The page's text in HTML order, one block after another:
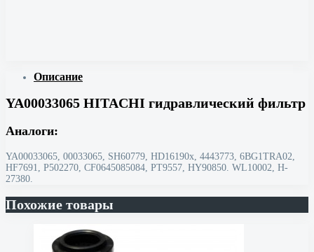
Описание
YA00033065 HITACHI гидравлический фильтр
Аналоги:
YA00033065, 00033065, SH60779, HD16190x, 4443773, 6BG1TRA02,
HF7691, P502270, CF0645085084, PT9557, HY90850. WL10002, H-
27380.
Похожие товары